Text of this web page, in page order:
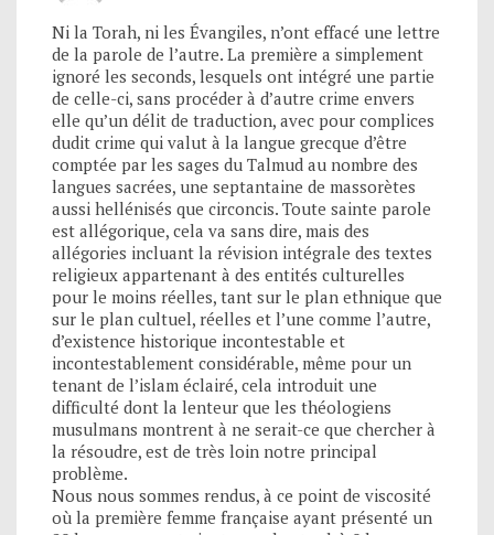
Ni la Torah, ni les Évangiles, n’ont effacé une lettre
de la parole de l’autre. La première a simplement
ignoré les seconds, lesquels ont intégré une partie
de celle-ci, sans procéder à d’autre crime envers
elle qu’un délit de traduction, avec pour complices
dudit crime qui valut à la langue grecque d’être
comptée par les sages du Talmud au nombre des
langues sacrées, une septantaine de massorètes
aussi hellénisés que circoncis. Toute sainte parole
est allégorique, cela va sans dire, mais des
allégories incluant la révision intégrale des textes
religieux appartenant à des entités culturelles
pour le moins réelles, tant sur le plan ethnique que
sur le plan cultuel, réelles et l’une comme l’autre,
d’existence historique incontestable et
incontestablement considérable, même pour un
tenant de l’islam éclairé, cela introduit une
difficulté dont la lenteur que les théologiens
musulmans montrent à ne serait-ce que chercher à
la résoudre, est de très loin notre principal
problème.
Nous nous sommes rendus, à ce point de viscosité
où la première femme française ayant présenté un